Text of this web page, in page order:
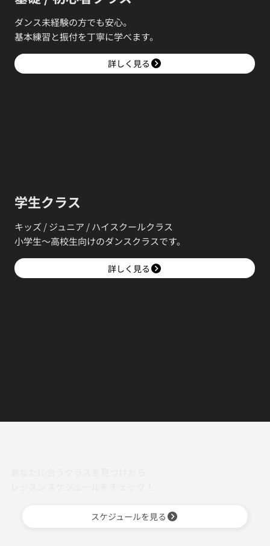
ダンス未経験の方でも安心。
基本練習と振付を丁寧に学べます。
詳しく見る
学生クラス
キッズ / ジュニア / ハイスクールクラス
小学生〜高校生向けのダンスクラスです。
詳しく見る
スケジュールを見る